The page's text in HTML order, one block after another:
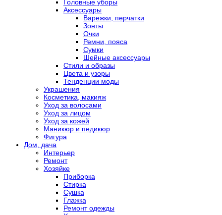
Головные уборы
Аксессуары
Варежки, перчатки
Зонты
Очки
Ремни, пояса
Сумки
Шейные аксессуары
Стили и образы
Цвета и узоры
Тенденции моды
Украшения
Косметика, макияж
Уход за волосами
Уход за лицом
Уход за кожей
Маникюр и педикюр
Фигура
Дом, дача
Интерьер
Ремонт
Хозяйке
Приборка
Стирка
Сушка
Глажка
Ремонт одежды